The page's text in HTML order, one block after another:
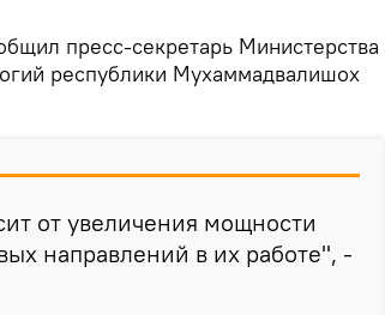
пресс-секретарь Министерства
республики Мухаммадвалишох
от увеличения мощности
направлений в их работе", -